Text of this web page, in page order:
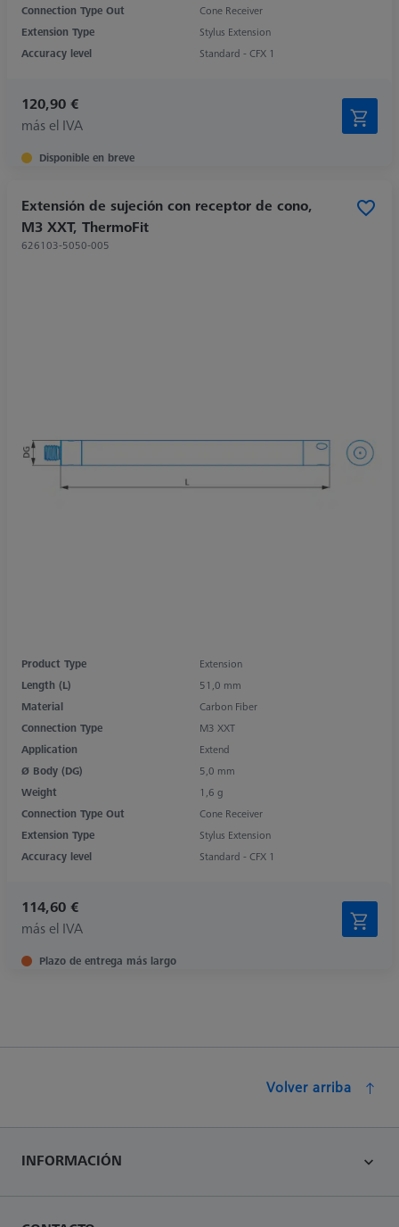
Connection Type Out
Cone Receiver
Extension Type
Stylus Extension
Accuracy level
Standard - CFX 1
120,90 €
más el IVA
Disponible en breve
Extensión de sujeción con receptor de cono,
M3 XXT, ThermoFit
626103-5050-005
Product Type
Extension
Length (L)
51,0 mm
Material
Carbon Fiber
Connection Type
M3 XXT
Application
Extend
Ø Body (DG)
5,0 mm
Weight
1,6 g
Connection Type Out
Cone Receiver
Extension Type
Stylus Extension
Accuracy level
Standard - CFX 1
114,60 €
más el IVA
Plazo de entrega más largo
Volver arriba
INFORMACIÓN